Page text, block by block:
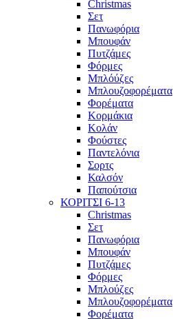
Christmas
Σετ
Πανωφόρια
Μπουφάν
Πυτζάμες
Φόρμες
Μπλόύζες
Μπλουζοφορέματα
Φορέματα
Κορμάκια
Κολάν
Φούστες
Παντελόνια
Σορτς
Καλσόν
Παπούτσια
ΚΟΡΙΤΣΙ 6-13
Christmas
Σετ
Πανωφόρια
Μπουφάν
Πυτζάμες
Φόρμες
Μπλούζες
Μπλουζοφορέματα
Φορέματα